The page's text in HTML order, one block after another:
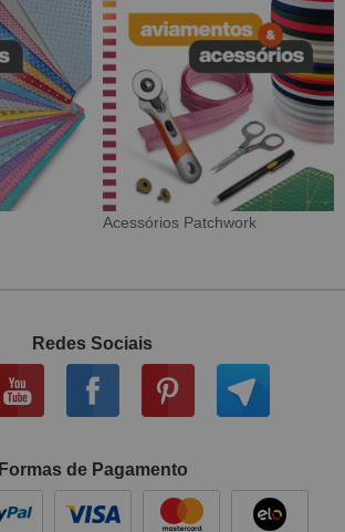
Sarja Impermeável
Redes Sociais
Formas de Pagamento